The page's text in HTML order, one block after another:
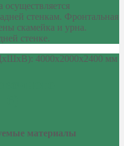
осуществляется
стенкам. Фронтальная
скамейка и урна.
стенке.
4000x2000x2400 мм
материалы